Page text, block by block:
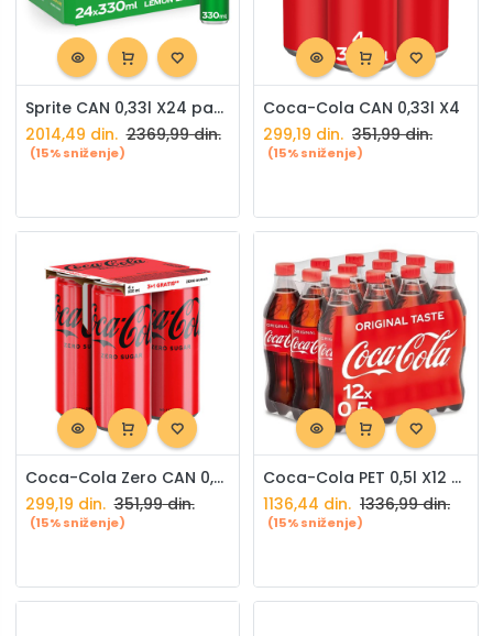
Sprite CAN 0,33l X24 paket
2014,49 din. 2369,99din.
(15% sniženje)
Coca-Cola CAN 0,33l X4
299,19 din. 351,99din.
(15% sniženje)
Coca-Cola Zero CAN 0,33l X4
299,19 din. 351,99din.
(15% sniženje)
Coca-Cola PET 0,5l X12 paket
1136,44 din. 1336,99din.
(15% sniženje)